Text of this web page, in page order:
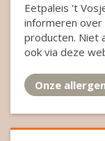
Eetpaleis 't
informeren over
producten. Niet
ook via deze
Onze